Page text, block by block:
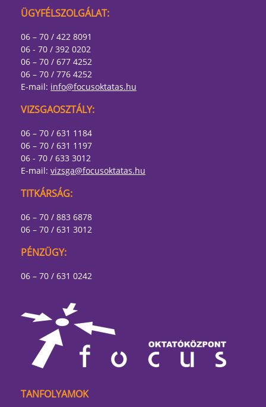
ÜGYFÉLSZOLGÁLAT:
06 – 70 / 422 8091
06 - 70 / 392 0202
06 – 70 / 677 4252
06 – 70 / 776 4252
E-mail: info@focusoktatas.hu
VIZSGAOSZTÁLY:
06 – 70 / 631 1184
06 – 70 / 631 1197
06 - 70 / 633 3012
E-mail: vizsga@focusoktatas.hu
TITKÁRSÁG:
06 – 70 / 883 6878
06 – 70 / 631 3012
PÉNZÜGY:
06 – 70 / 631 0242
TANFOLYAMOK